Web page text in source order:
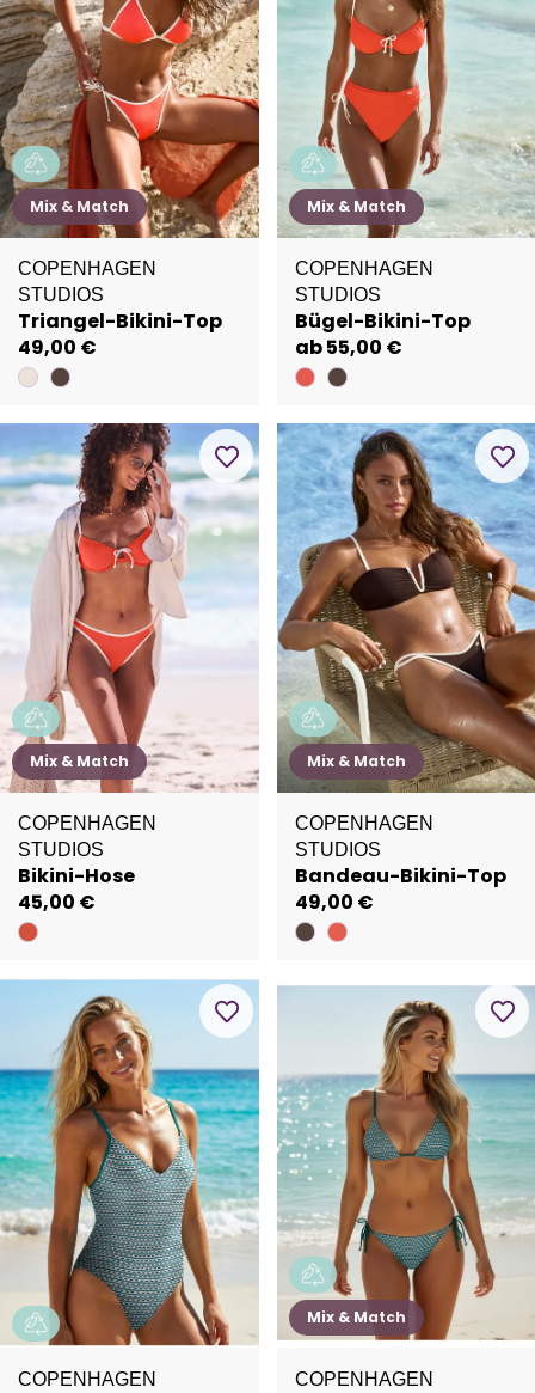
Mix & Match
COPENHAGEN
STUDIOS
Triangel-Bikini-Top
49,00 €
Mix & Match
COPENHAGEN
STUDIOS
Bügel-Bikini-Top
ab 55,00 €
Mix & Match
COPENHAGEN
STUDIOS
Bikini-Hose
45,00 €
Mix & Match
COPENHAGEN
STUDIOS
Bandeau-Bikini-Top
49,00 €
COPENHAGEN
Mix & Match
COPENHAGEN